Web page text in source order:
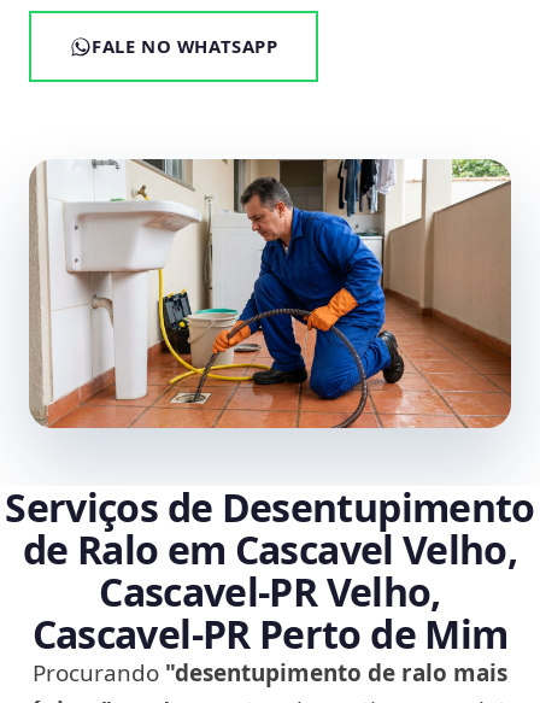
FALE NO WHATSAPP
Serviços de Desentupimento
de Ralo em Cascavel Velho,
Cascavel‑PR Velho,
Cascavel‑PR Perto de Mim
Procurando "desentupimento de ralo mais